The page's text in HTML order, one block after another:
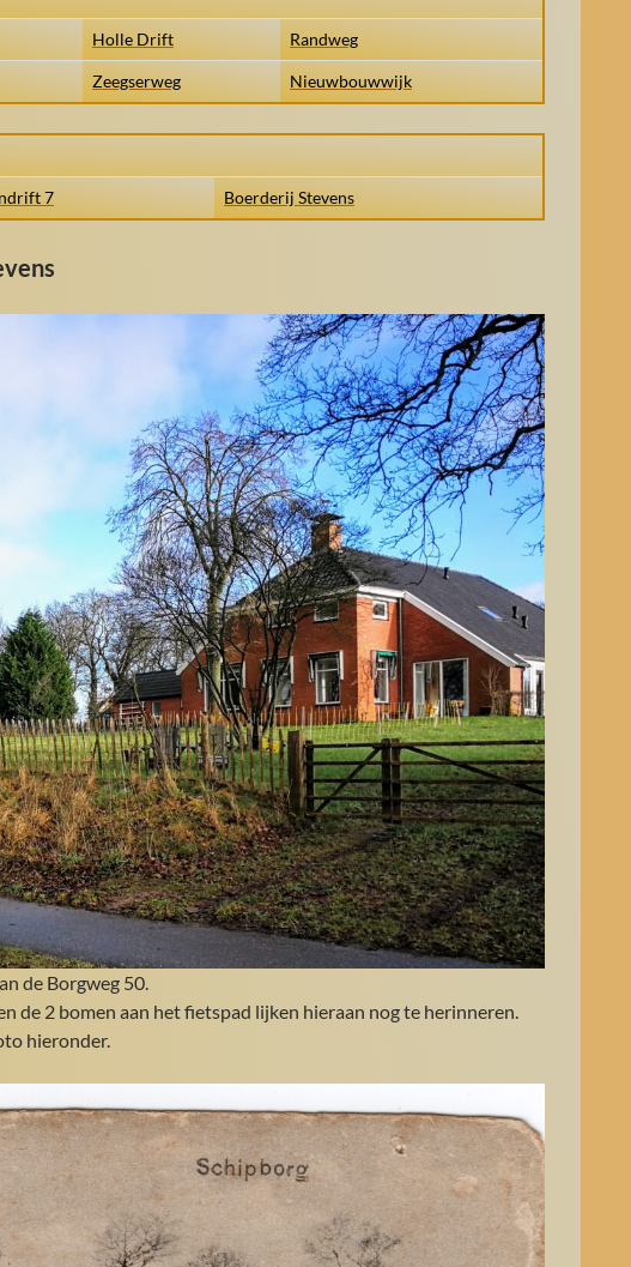
Holle Drift Randweg
Zeegserweg Nieuwbouwwijk
7 Boerderij Stevens
de Borgweg 50.
de 2 bomen aan het fietspad lijken hieraan nog te herinneren.
hieronder.